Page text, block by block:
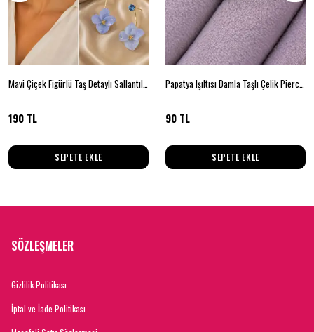
Mavi Çiçek Figürlü Taş Detaylı Sallantılı Küpe
190 TL
SEPETE EKLE
Papatya Işıltısı Damla Taşlı Çelik Piercing
90 TL
SEPETE EKLE
SÖZLEŞMELER
Gizlilik Politikası
İptal ve İade Politikası